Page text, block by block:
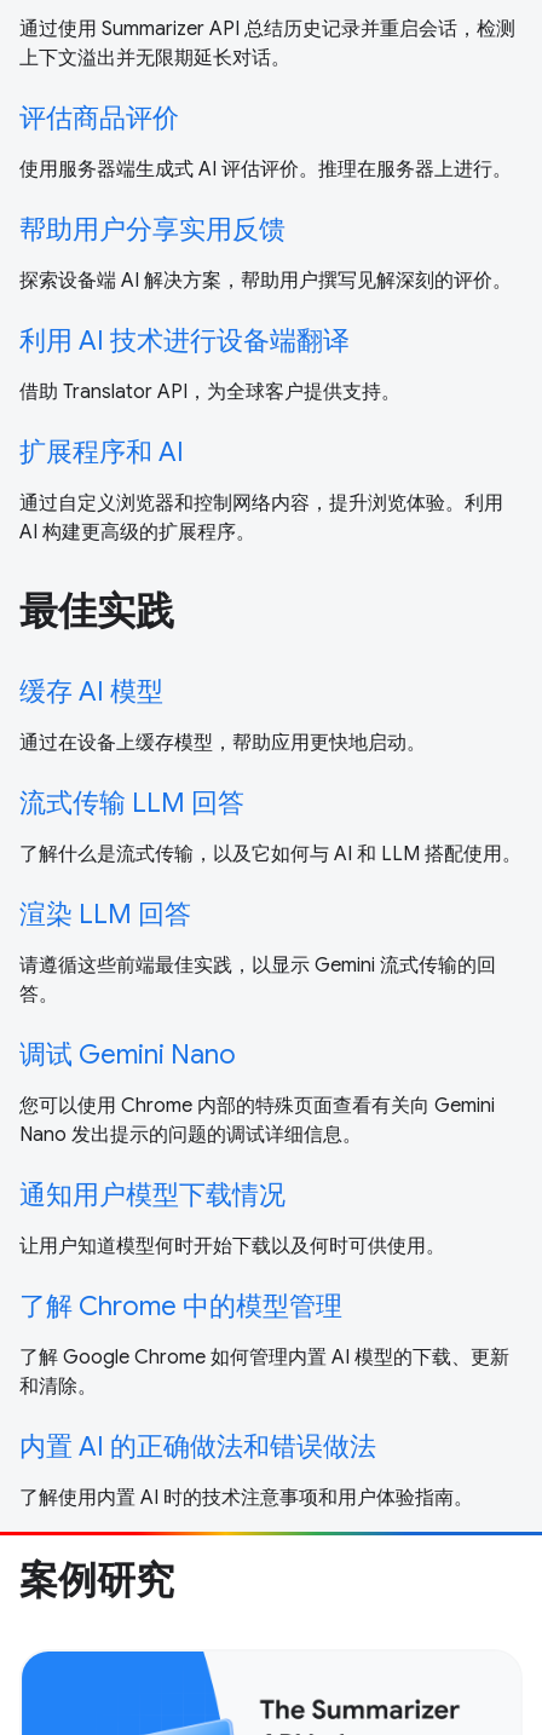
通过使用 Summarizer API 总结历史记录并重启会话，检测
上下文溢出并无限期延长对话。
评估商品评价
使用服务器端生成式 AI 评估评价。推理在服务器上进行。
帮助用户分享实用反馈
探索设备端 AI 解决方案，帮助用户撰写见解深刻的评价。
利用 AI 技术进行设备端翻译
借助 Translator API，为全球客户提供支持。
扩展程序和 AI
通过自定义浏览器和控制网络内容，提升浏览体验。利用
AI 构建更高级的扩展程序。
最佳实践
缓存 AI 模型
通过在设备上缓存模型，帮助应用更快地启动。
流式传输 LLM 回答
了解什么是流式传输，以及它如何与 AI 和 LLM 搭配使用。
渲染 LLM 回答
请遵循这些前端最佳实践，以显示 Gemini 流式传输的回
答。
调试 Gemini Nano
您可以使用 Chrome 内部的特殊页面查看有关向 Gemini
Nano 发出提示的问题的调试详细信息。
通知用户模型下载情况
让用户知道模型何时开始下载以及何时可供使用。
了解 Chrome 中的模型管理
了解 Google Chrome 如何管理内置 AI 模型的下载、更新
和清除。
内置 AI 的正确做法和错误做法
了解使用内置 AI 时的技术注意事项和用户体验指南。
案例研究